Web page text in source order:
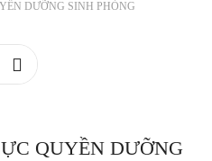
DƯỠNG SINH PHÒNG
QUYỀN DƯỠNG